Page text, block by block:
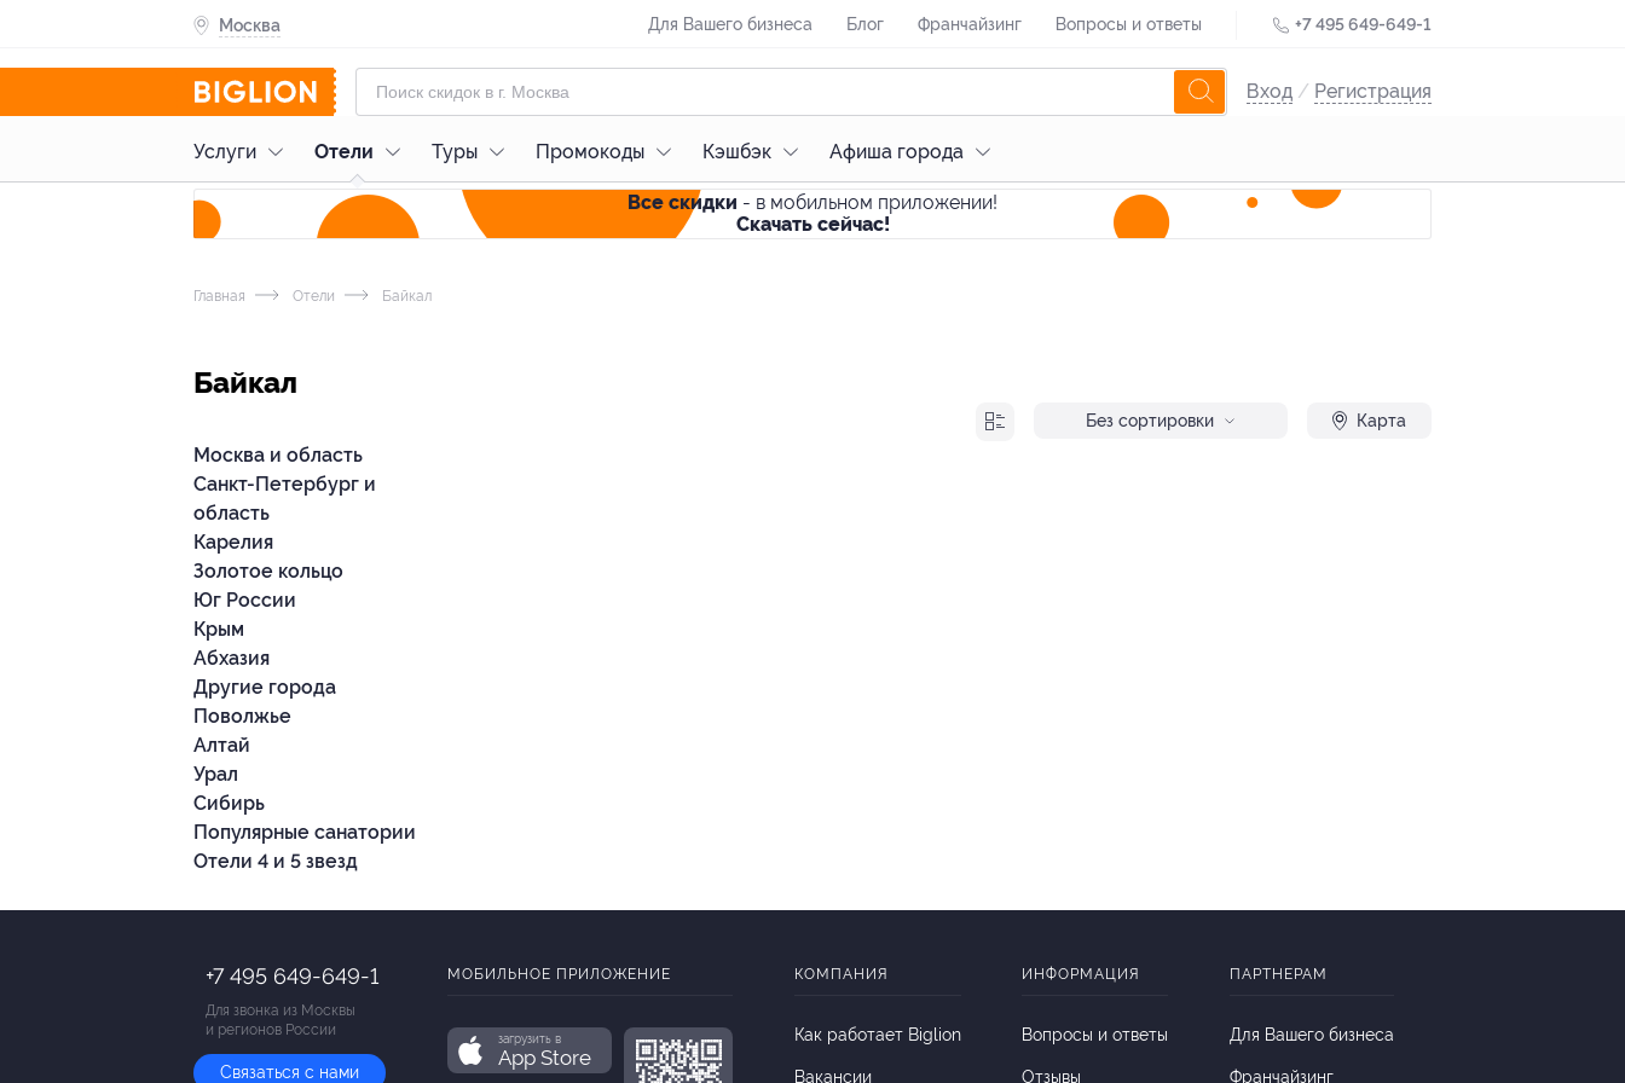
Москва Для Вашего бизнеса Блог Франчайзинг Вопросы и ответы +7 495 649-649-1
Вход / Регистрация
Услуги Отели Туры Промокоды Кэшбэк Афиша города
Все скидки - в мобильном приложении!
Скачать сейчас!
Главная Отели Байкал
Байкал
Без сортировки Карта
Москва и область
Санкт-Петербург и
область
Карелия
Золотое кольцо
Юг России
Крым
Абхазия
Другие города
Поволжье
Алтай
Урал
Сибирь
Популярные санатории
Отели 4 и 5 звезд
+7 495 649-649-1
Для звонка из Москвы
и регионов России
Связаться с нами
МОБИЛЬНОЕ ПРИЛОЖЕНИЕ
загрузить в
App Store
КОМПАНИЯ
Как работает Biglion
Вакансии
ИНФОРМАЦИЯ
Вопросы и ответы
Отзывы
ПАРТНЕРАМ
Для Вашего бизнеса
Франчайзинг